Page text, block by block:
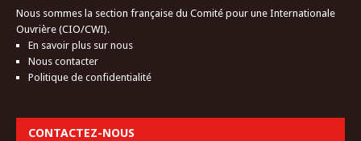
Nous sommes la section française du Comité pour une Internationale
Ouvrière (CIO/CWI).
En savoir plus sur nous
Nous contacter
Politique de confidentialité
CONTACTEZ-NOUS